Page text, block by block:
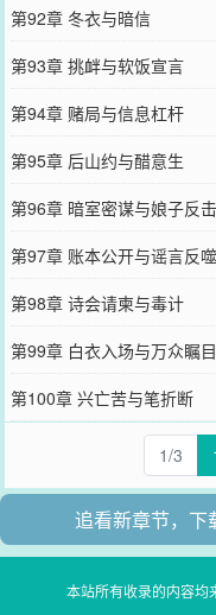
第92章 冬衣与暗信
第93章 挑衅与软饭宣言
第94章 赌局与信息杠杆
第95章 后山约与醋意生
第96章 暗室密谋与娘子反击
第97章 账本公开与谣言反噬
第98章 诗会请柬与毒计
第99章 白衣入场与万众瞩目
第100章 兴亡苦与笔折断
1/3
追看新章节，下
本站所有收录的内容均